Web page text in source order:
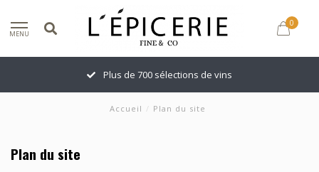
MENU
0
Plus de 700 sélections de vins
Accueil / Plan du site
Plan du site